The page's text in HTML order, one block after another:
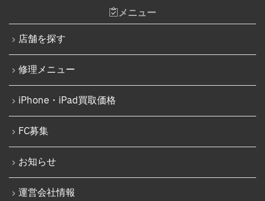
Nintendo Switch SDカードスロット修理
Nintendo Switch基板破損修理（軽度）
Nintendo Switch基板破損修理（重度）
iPod修理実績
iPodバッテリー交換
パソコン修理実績
パソコン液晶パネル交換修理
パソコンバッテリー交換
iPhone 15
iPhone 15 Pro
iPhone 16
iPhone 16 Plus
iPhone 16 Pro
iPhone 16 Pro Max
メニュー
店舗を探す
修理メニュー
iPhone・iPad買取価格
FC募集
お知らせ
運営会社情報